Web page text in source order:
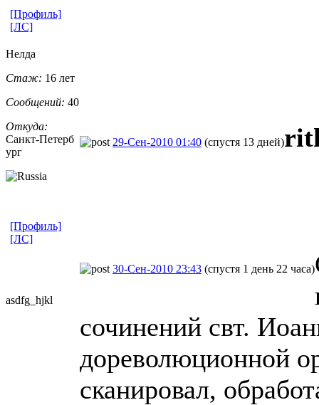
[Профиль]
[ЛС]
Нелда
Стаж: 16 лет
Сообщений: 40
Откуда:
Санкт-Петерб
ург
29-Сен-2010 01:40 (спустя 13 дней)
[Профиль]
[ЛС]
asdfg_hjkl
30-Сен-2010 23:43 (спустя 1 день 22 часа)
сочинений свт.
дореволюционной
сканировал,